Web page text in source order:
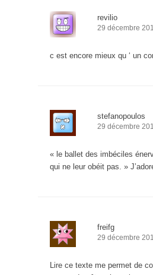
revilio
29 décembre
c est encore mieux qu ‘ un
stefanopoulos
29 décembre
« le ballet des imbéciles
qui ne leur obéit pas. »
freifg
29 décembre
Lire ce texte me permet de